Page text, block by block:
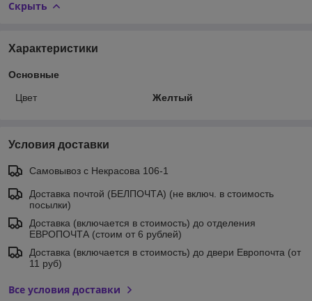
Скрыть
Характеристики
Основные
Цвет Желтый
Условия доставки
Самовывоз c Некрасова 106-1
Доставка почтой (БЕЛПОЧТА) (не включ. в стоимость
посылки)
Доставка (включается в стоимость) до отделения
ЕВРОПОЧТА (стоим от 6 рублей)
Доставка (включается в стоимость) до двери Европочта (от
11 руб)
Все условия доставки